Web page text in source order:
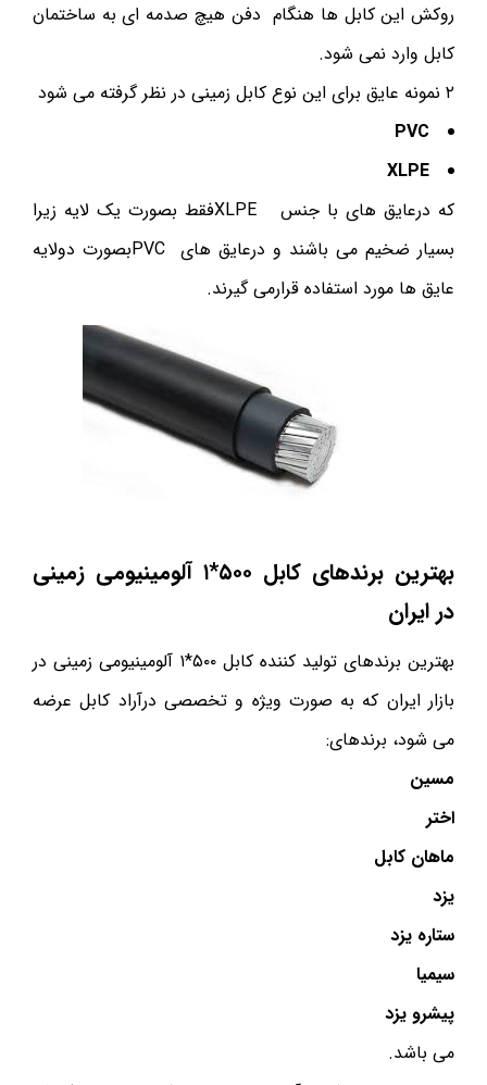
روکش این کابل ها هنگام دفن هیچ صدمه ای به ساختمان
کابل وارد نمی شود.
۲ نمونه عایق برای این نوع کابل زمینی در نظر گرفته می شود
PVC
XLPE
که درعایق های با جنس XLPEفقط بصورت یک لایه زیرا
بسیار ضخیم می باشند و درعایق های PVCبصورت دولایه
عایق ها مورد استفاده قرارمی گیرند.
بهترین برندهای کابل ۵۰۰*۱
آلومینیومی زمینی
در ایران
بهترین برندهای تولید کننده کابل ۵۰۰*۱ آلومینیومی زمینی در
بازار ایران که به صورت ویژه و تخصصی درآراد کابل عرضه
می شود، برندهای:
مسین
اختر
ماهان کابل
یزد
ستاره یزد
سیمیا
پیشرو یزد
می باشد.